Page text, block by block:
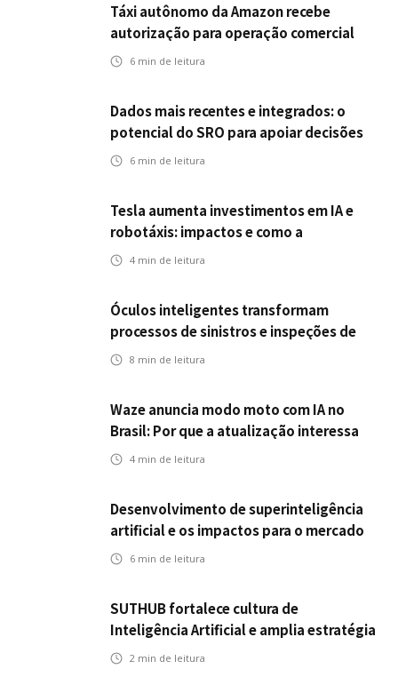
Táxi autônomo da Amazon recebe
autorização para operação comercial
nos EUA: como a circulação desses
6 min de leitura
Dados mais recentes e integrados: o
potencial do SRO para apoiar decisões
nas seguradoras
6 min de leitura
Tesla aumenta investimentos em IA e
robotáxis: impactos e como a
mobilidade autônoma transforma o
4 min de leitura
Óculos inteligentes transformam
processos de sinistros e inspeções de
seguros
8 min de leitura
Waze anuncia modo moto com IA no
Brasil: Por que a atualização interessa
ao mercado segurador?
4 min de leitura
Desenvolvimento de superinteligência
artificial e os impactos para o mercado
de seguros
6 min de leitura
SUTHUB fortalece cultura de
Inteligência Artificial e amplia estratégia
para toda a organização
2 min de leitura